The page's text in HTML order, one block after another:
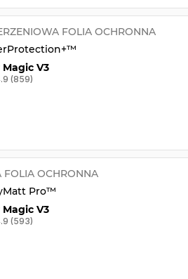
FOLIA OCHRONNA
V3
(859)
FOLIA OCHRONNA
Pro™
V3
(593)